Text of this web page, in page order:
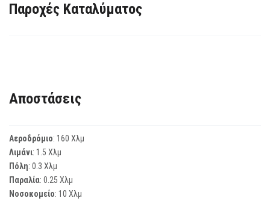
Παροχές Καταλύματος
Αποστάσεις
Αεροδρόμιο: 160 Χλμ
Λιμάνι: 1.5 Χλμ
Πόλη: 0.3 Χλμ
Παραλία: 0.25 Χλμ
Νοσοκομείο: 10 Χλμ